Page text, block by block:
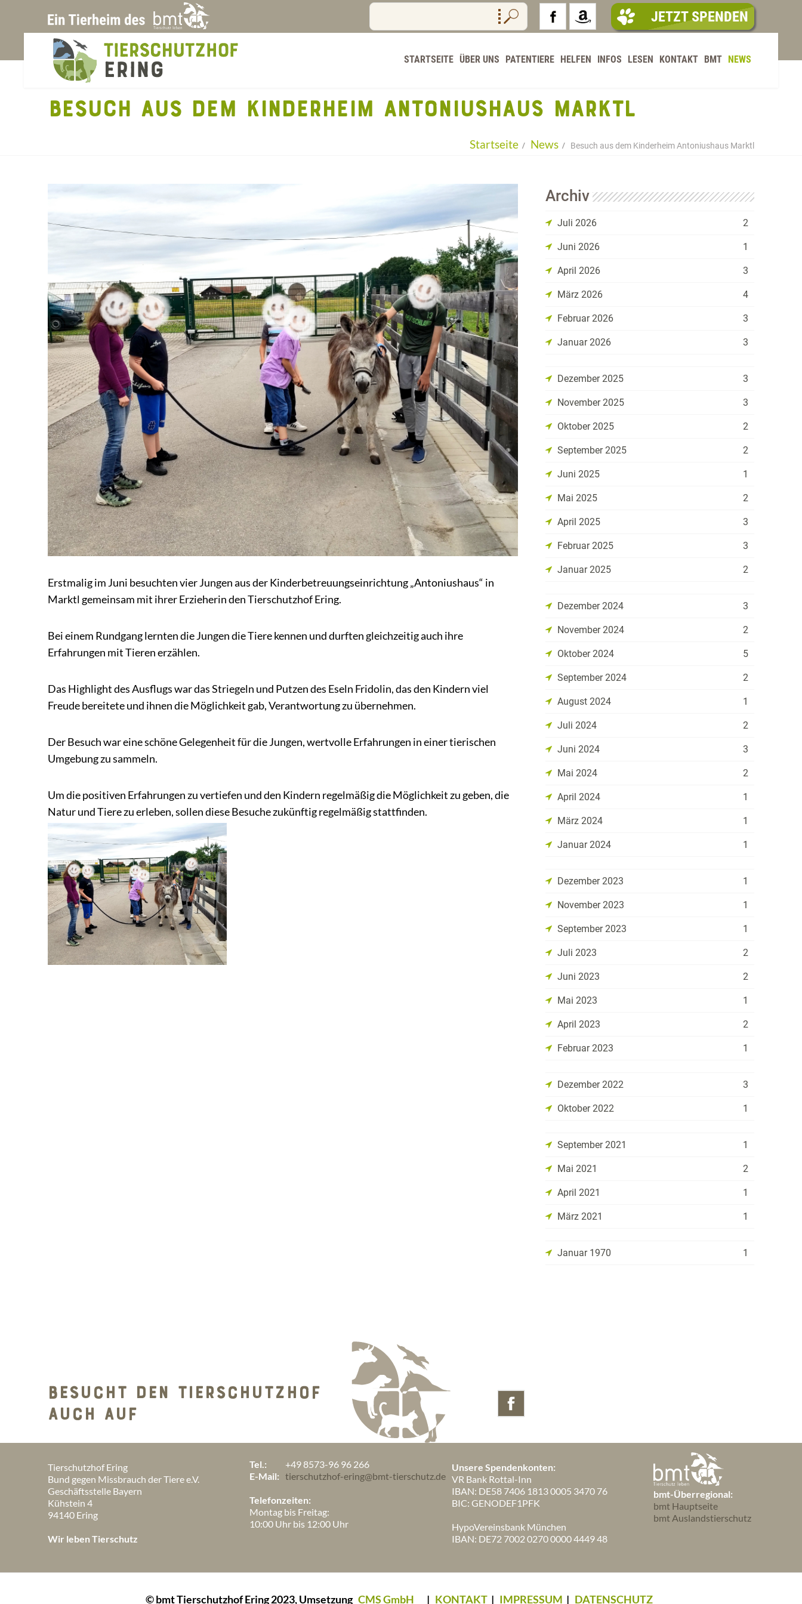
JETZT SPENDEN
STARTSEITE ÜBER UNS PATENTIERE HELFEN INFOS LESEN KONTAKT BMT NEWS
BESUCH AUS DEM KINDERHEIM ANTONIUSHAUS MARKTL
Startseite News Besuch aus dem Kinderheim Antoniushaus Marktl
Erstmalig im Juni besuchten vier Jungen aus der Kinderbetreuungseinrichtung „Antoniushaus“ in
Marktl gemeinsam mit ihrer Erzieherin den Tierschutzhof Ering.
Bei einem Rundgang lernten die Jungen die Tiere kennen und durften gleichzeitig auch ihre
Erfahrungen mit Tieren erzählen.
Das Highlight des Ausflugs war das Striegeln und Putzen des Eseln Fridolin, das den Kindern viel
Freude bereitete und ihnen die Möglichkeit gab, Verantwortung zu übernehmen.
Der Besuch war eine schöne Gelegenheit für die Jungen, wertvolle Erfahrungen in einer tierischen
Umgebung zu sammeln.
Um die positiven Erfahrungen zu vertiefen und den Kindern regelmäßig die Möglichkeit zu geben, die
Natur und Tiere zu erleben, sollen diese Besuche zukünftig regelmäßig stattfinden.
Archiv
Juli 2026 2
Juni 2026 1
April 2026 3
März 2026 4
Februar 2026 3
Januar 2026 3
Dezember 2025 3
November 2025 3
Oktober 2025 2
September 2025 2
Juni 2025 1
Mai 2025 2
April 2025 3
Februar 2025 3
Januar 2025 2
Dezember 2024 3
November 2024 2
Oktober 2024 5
September 2024 2
August 2024 1
Juli 2024 2
Juni 2024 3
Mai 2024 2
April 2024 1
März 2024 1
Januar 2024 1
Dezember 2023 1
November 2023 1
September 2023 1
Juli 2023 2
Juni 2023 2
Mai 2023 1
April 2023 2
Februar 2023 1
Dezember 2022 3
Oktober 2022 1
September 2021 1
Mai 2021 2
April 2021 1
März 2021 1
Januar 1970 1
BESUCHT DEN TIERSCHUTZHOF
AUCH AUF
Tierschutzhof Ering
Bund gegen Missbrauch der Tiere e.V.
Geschäftsstelle Bayern
Kühstein 4
94140 Ering
Wir leben Tierschutz
Tel.:
+49 8573-96 96 266
E-Mail: tierschutzhof-ering@bmt-tierschutz.de
Telefonzeiten:
Montag bis Freitag:
10:00 Uhr bis 12:00 Uhr
Unsere Spendenkonten:
VR Bank Rottal-Inn
IBAN: DE58 7406 1813 0005 3470 76
BIC: GENODEF1PFK
HypoVereinsbank München
IBAN: DE72 7002 0270 0000 4449 48
bmt-Überregional:
bmt Hauptseite
bmt Auslandstierschutz
© bmt Tierschutzhof Ering 2023, Umsetzung CMS GmbH | KONTAKT | IMPRESSUM | DATENSCHUTZ